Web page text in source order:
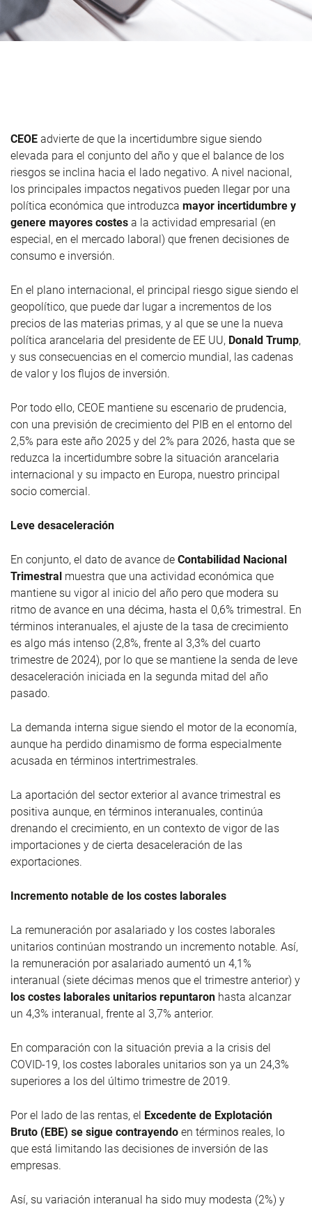
CEOE advierte de que la incertidumbre sigue siendo
elevada para el conjunto del año y que el balance de los
riesgos se inclina hacia el lado negativo. A nivel nacional,
los principales impactos negativos pueden llegar por una
política económica que introduzca mayor incertidumbre y
genere mayores costes a la actividad empresarial (en
especial, en el mercado laboral) que frenen decisiones de
consumo e inversión.
En el plano internacional, el principal riesgo sigue siendo el
geopolítico, que puede dar lugar a incrementos de los
precios de las materias primas, y al que se une la nueva
política arancelaria del presidente de EE UU, Donald Trump,
y sus consecuencias en el comercio mundial, las cadenas
de valor y los flujos de inversión.
Por todo ello, CEOE mantiene su escenario de prudencia,
con una previsión de crecimiento del PIB en el entorno del
2,5% para este año 2025 y del 2% para 2026, hasta que se
reduzca la incertidumbre sobre la situación arancelaria
internacional y su impacto en Europa, nuestro principal
socio comercial.
Leve desaceleración
En conjunto, el dato de avance de Contabilidad Nacional
Trimestral muestra que una actividad económica que
mantiene su vigor al inicio del año pero que modera su
ritmo de avance en una décima, hasta el 0,6% trimestral. En
términos interanuales, el ajuste de la tasa de crecimiento
es algo más intenso (2,8%, frente al 3,3% del cuarto
trimestre de 2024), por lo que se mantiene la senda de leve
desaceleración iniciada en la segunda mitad del año
pasado.
La demanda interna sigue siendo el motor de la economía,
aunque ha perdido dinamismo de forma especialmente
acusada en términos intertrimestrales.
La aportación del sector exterior al avance trimestral es
positiva aunque, en términos interanuales, continúa
drenando el crecimiento, en un contexto de vigor de las
importaciones y de cierta desaceleración de las
exportaciones.
Incremento notable de los costes laborales
La remuneración por asalariado y los costes laborales
unitarios continúan mostrando un incremento notable. Así,
la remuneración por asalariado aumentó un 4,1%
interanual (siete décimas menos que el trimestre anterior) y
los costes laborales unitarios repuntaron hasta alcanzar
un 4,3% interanual, frente al 3,7% anterior.
En comparación con la situación previa a la crisis del
COVID-19, los costes laborales unitarios son ya un 24,3%
superiores a los del último trimestre de 2019.
Por el lado de las rentas, el Excedente de Explotación
Bruto (EBE) se sigue contrayendo en términos reales, lo
que está limitando las decisiones de inversión de las
empresas.
Así, su variación interanual ha sido muy modesta (2%) y